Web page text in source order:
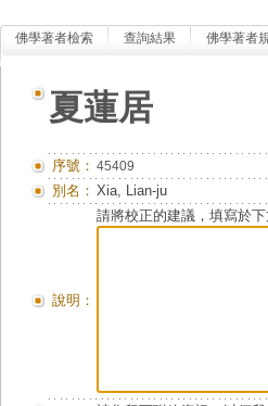
佛學著者檢索 查詢結果 佛學著者
夏蓮居
序號： 45409
別名： Xia, Lian-ju
說明：
請將校正的建議，填寫於